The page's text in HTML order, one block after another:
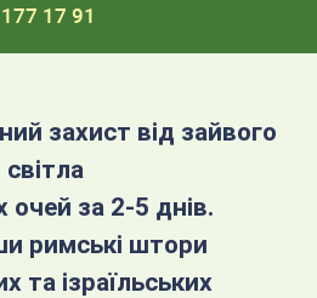
17 91
захист від зайвого
світла
очей за 2-5 днів.
римські штори
та ізраїльських